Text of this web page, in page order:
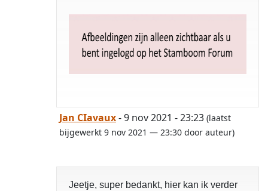
Jan CIavaux- 9 nov 2021 - 23:23 (laatst
bijgewerkt 9 nov 2021 — 23:30 door auteur)
Jeetje, super bedankt, hier kan ik verder